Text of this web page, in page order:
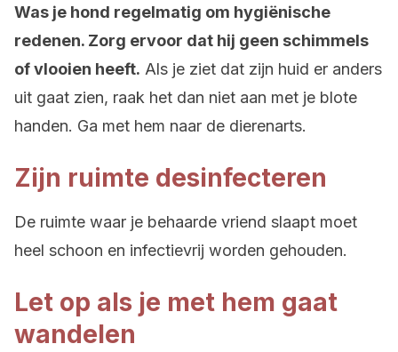
Was je hond regelmatig om hygiënische
redenen. Zorg ervoor dat hij geen schimmels
of vlooien heeft. Als je ziet dat zijn huid er anders
uit gaat zien, raak het dan niet aan met je blote
handen. Ga met hem naar de dierenarts.
Zijn ruimte desinfecteren
De ruimte waar je behaarde vriend slaapt moet
heel schoon en infectievrij worden gehouden.
Let op als je met hem gaat
wandelen